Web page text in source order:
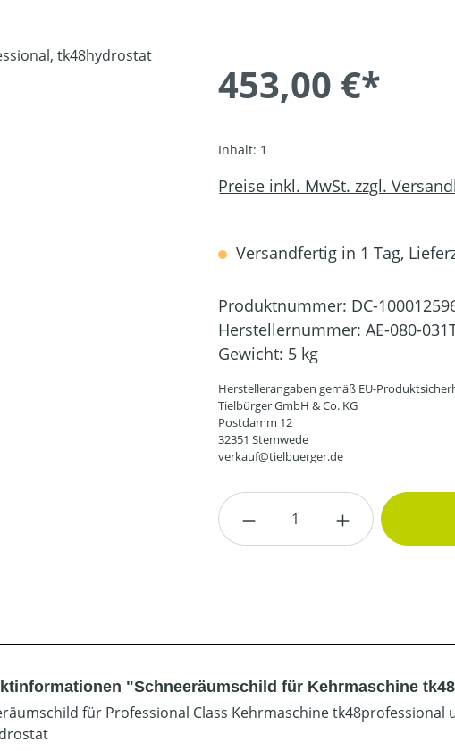
453,00 €*
Inhalt: 1
Preise inkl. MwSt. zzgl.
Versandfertig in 1 Tag,
Produktnummer: DC-
Herstellernummer: AE-080-
Gewicht: 5 kg
Herstellerangaben gemäß EU-
Tielbürger GmbH & Co. KG
Postdamm 12
32351 Stemwede
verkauf@tielbuerger.de
Produkt Anzahl: Gib
"Schneeräumschild für Kehrmaschine
für Professional Class Kehrmaschine tk48professional